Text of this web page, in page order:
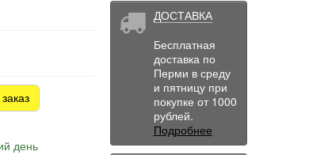
день
ДОСТАВКА
Бесплатная
доставка по
Перми в среду
и пятницу при
покупке от 1000
рублей.
Подробнее